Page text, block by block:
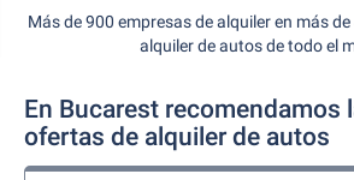
Más de 900 empresas de alquiler en más
alquiler de autos de todo el
En Bucarest recomendamos
ofertas de alquiler de autos